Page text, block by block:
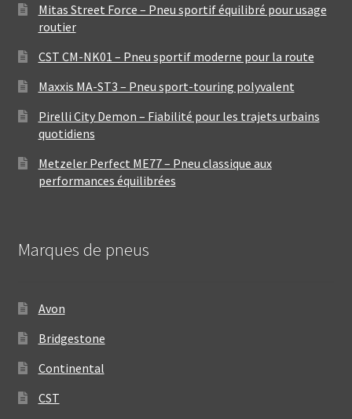
Mitas Street Force – Pneu sportif équilibré pour usage
routier
CST CM-NK01 – Pneu sportif moderne pour la route
Maxxis MA-ST3 – Pneu sport-touring polyvalent
Pirelli City Demon – Fiabilité pour les trajets urbains
quotidiens
Metzeler Perfect ME77 – Pneu classique aux
performances équilibrées
Marques de pneus
Avon
Bridgestone
Continental
CST